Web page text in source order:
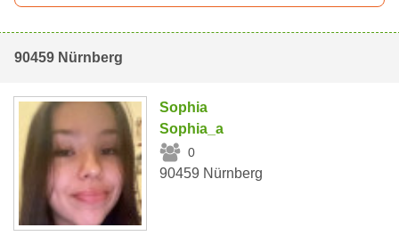
90459 Nürnberg
Sophia
Sophia_a
0
90459 Nürnberg